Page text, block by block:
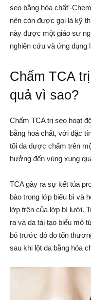
sẹo bằng hóa chất’-
nên còn được gọi là kỹ
này được một giáo sư
nghiên cứu và ứng dụng
Chấm TCA
quả vì sao?
Chấm TCA trị sẹo hoạt
bằng hoá chất, với đặc
tối đa được chấm trên
hưởng đến vùng xung
TCA gây ra sự kết tủa
bào trong lớp biểu bì và
lớp trên của lớp bì lưới.
ra và da tái tạo biểu mô
bỏ trước đó do tổn
sau khi lột da bằng hóa